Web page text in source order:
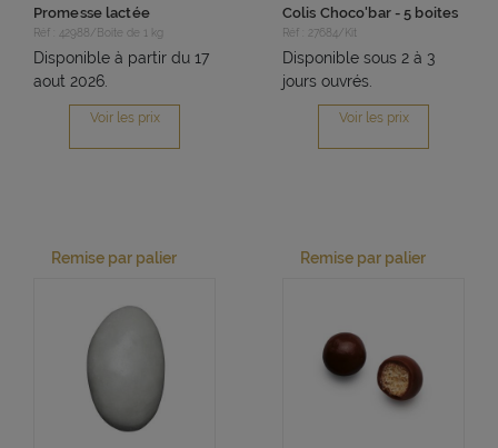
Promesse lactée
Réf : 42988/Boite de 1 kg
Disponible à partir du 17
aout 2026.
Voir les prix
Colis Choco'bar - 5 boites
Réf : 27684/Kit
Disponible sous 2 à 3
jours ouvrés.
Voir les prix
Remise par palier Remise par palier